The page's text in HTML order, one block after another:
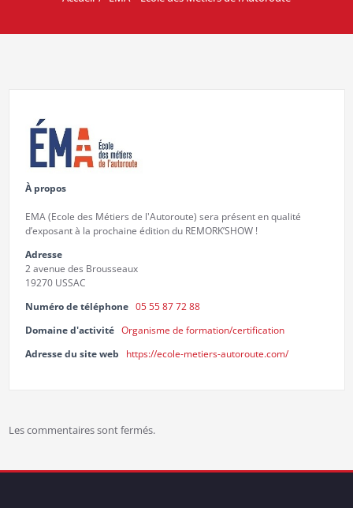
À propos
EMA (Ecole des Métiers de l'Autoroute) sera présent en qualité
d’exposant à la prochaine édition du REMORK’SHOW !
Adresse
2 avenue des Brousseaux
19270 USSAC
Numéro de téléphone 05 55 87 72 88
Domaine d'activité Organisme de formation/certification
Adresse du site web
https://ecole-metiers-autoroute.com/
Les commentaires sont fermés.